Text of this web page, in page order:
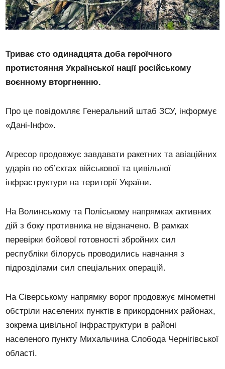
Триває сто одинадцята доба героїчного
протистояння Української нації російському
воєнному вторгненню.
Про це повідомляє Генеральний штаб ЗСУ, інформує
«Дані-Інфо».
Агресор продовжує завдавати ракетних та авіаційних
ударів по об’єктах військової та цивільної
інфраструктури на території України.
На Волинському та Поліському напрямках активних
дій з боку противника не відзначено. В рамках
перевірки бойової готовності збройних сил
республіки білорусь проводились навчання з
підрозділами сил спеціальних операцій.
На Сіверському напрямку ворог продовжує мінометні
обстріли населених пунктів в прикордонних районах,
зокрема цивільної інфраструктури в районі
населеного пункту Михальчина Слобода Чернігівської
області.